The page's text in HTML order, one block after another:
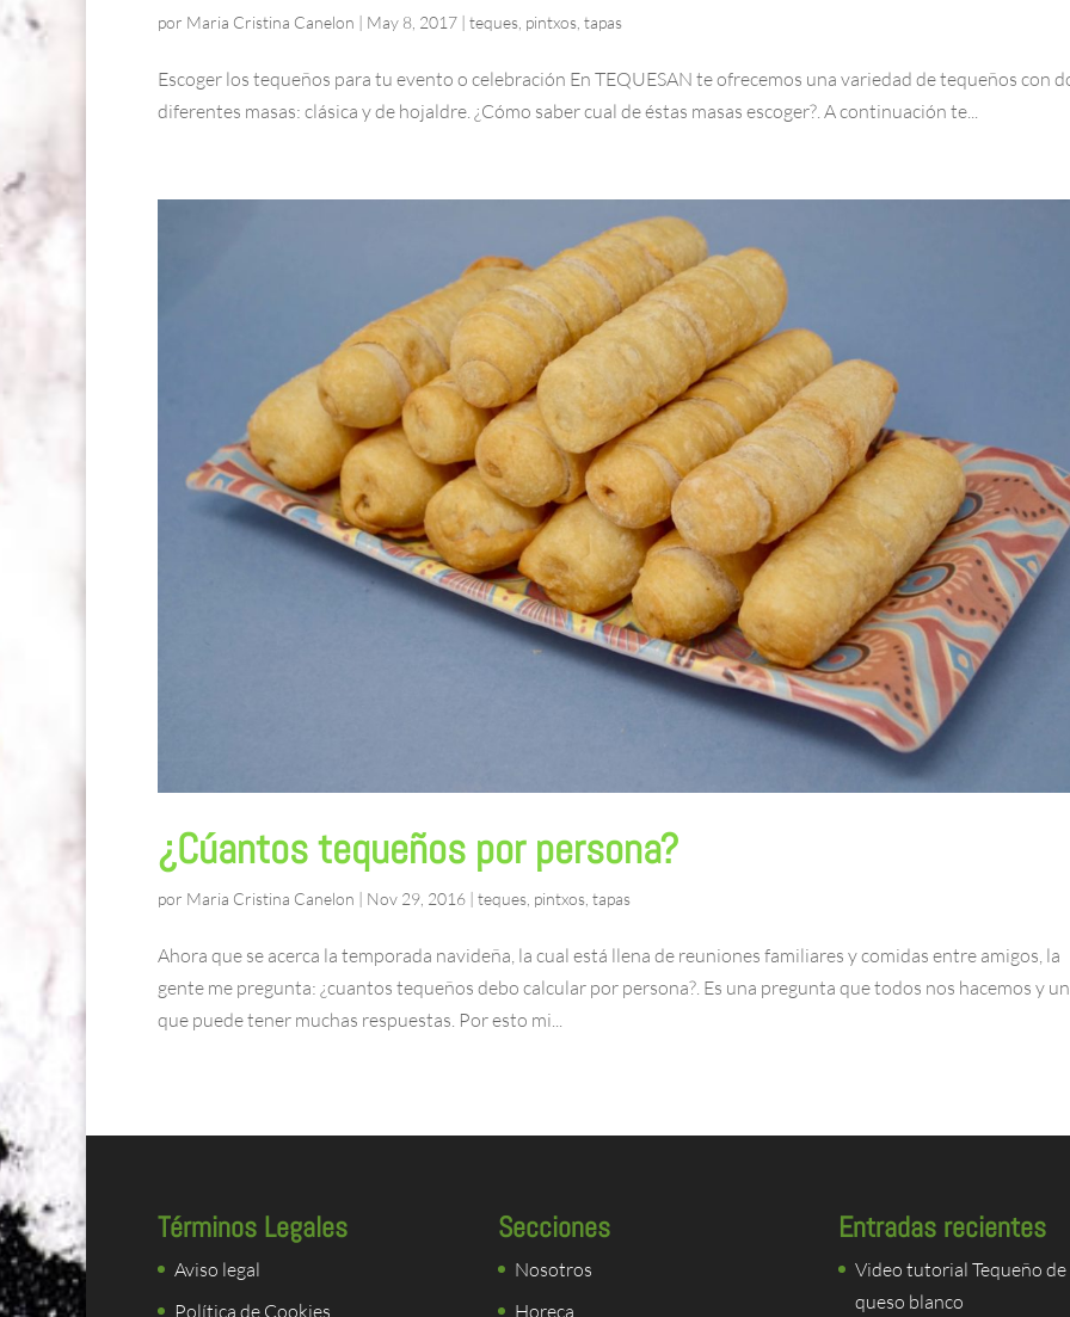
por Maria Cristina Canelon | May 8, 2017 | teques pintxos tapas
Escoger los tequeños para tu evento o celebración En TEQUESAN te ofrecemos una variedad de tequeños con
diferentes masas: clásica y de hojaldre. ¿Cómo saber cual de éstas masas escoger?. A continuación te...
¿Cúantos tequeños por persona?
por Maria Cristina Canelon | Nov 29, 2016 | teques pintxos tapas
Ahora que se acerca la temporada navideña, la cual está llena de reuniones familiares y comidas entre amigos, la
gente me pregunta: ¿cuantos tequeños debo calcular por persona?. Es una pregunta que todos nos hacemos y
que puede tener muchas respuestas. Por esto mi...
Términos Legales
Aviso legal
Política de Cookies
Secciones
Nosotros
Horeca
Entradas recientes
Video tutorial Tequeño de
queso blanco